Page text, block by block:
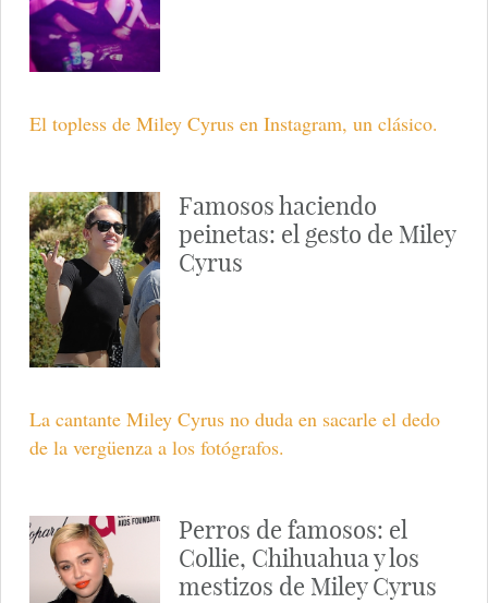
El topless de Miley Cyrus en Instagram, un clásico.
Famosos haciendo
peinetas: el gesto de Miley
Cyrus
La cantante Miley Cyrus no duda en sacarle el dedo
de la vergüenza a los fotógrafos.
Perros de famosos: el
Collie, Chihuahua y los
mestizos de Miley Cyrus